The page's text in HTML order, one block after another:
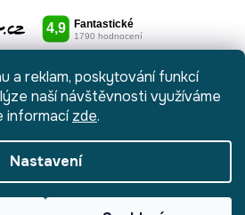
a reklam, poskytování funkcí
naší návštěvnosti využíváme
informacízde.
Nastavení